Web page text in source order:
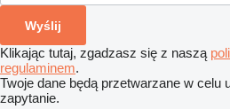
Klikając tutaj, zgadzasz się z naszą
regulaminem.
Twoje dane będą przetwarzane w celu
zapytanie.